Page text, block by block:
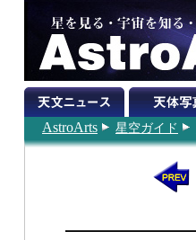
AstroArts 星空ガイド